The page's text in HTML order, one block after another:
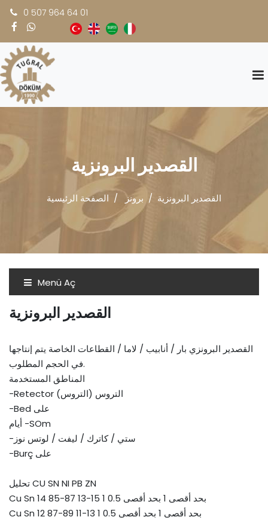
0 507 964 64 01
القصدير البرونزية
الصفحة الرئيسية برونز القصدير البرونزية
Menü Aç
القصدير البرونزية
القصدير البرونزي بار / أنابيب / لاما / القطاعات الخاصة يتم إنتاجها
في الحجم المطلوب.
المناطق المستخدمة
-Retector التروس (التروس)
-Bed على
أيام -SOm
-ستي / كاترك / ليفت / لوتس نوز
-Burç على
تحليل CU SN NI PB ZN
Cu Sn 14 85-87 13-15 1 بحد أقصى 1 بحد أقصى 0.5
Cu Sn 12 87-89 11-13 1 بحد أقصى 1 بحد أقصى 0.5